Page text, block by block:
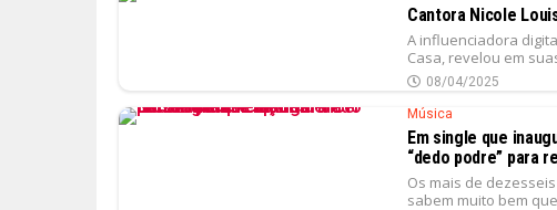
Cantora Nicole
A influenciadora
Casa, revelou em
08/04/2025
Música
Em single que
“dedo podre” para
Os mais de
sabem muito bem